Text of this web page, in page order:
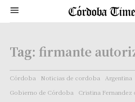
Tag: firmante
Córdoba Noticias de cordoba Argentina
Gobierno de Córdoba
Cristina Fernandez